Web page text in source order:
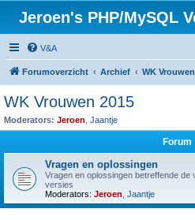
Jeroen's PHP/MySQL
V&A
Forumoverzicht Archief WK
WK Vrouwen 2015
Moderators: Jeroen Jaantje
Forum
Vragen en oplossingen
Vragen en oplossingen betreffende de
versies
Moderators: Jeroen Jaantje